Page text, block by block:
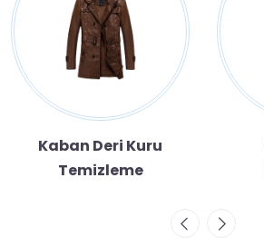
Kaban Deri Kuru
Temizleme